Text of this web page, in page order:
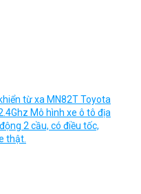
từ xa MN82T Toyota
Mô hình xe ô tô địa
2 cầu, có điều tốc,
thật.